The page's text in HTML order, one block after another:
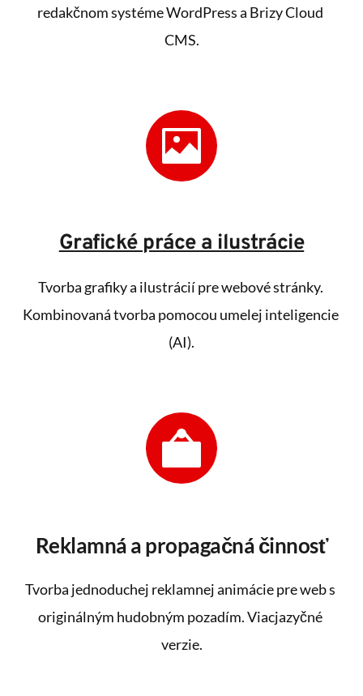
redakčnom systéme WordPress a Brizy Cloud
CMS.
Grafické práce a ilustrácie
Tvorba grafiky a ilustrácií pre webové stránky.
Kombinovaná tvorba ​pomocou umelej inteligencie
(AI).
Reklamná a propagačná činnosť
Tvorba jednoduchej reklamnej animácie pre web s
originálným hudobným pozadím. Viacjazyčné
verzie.